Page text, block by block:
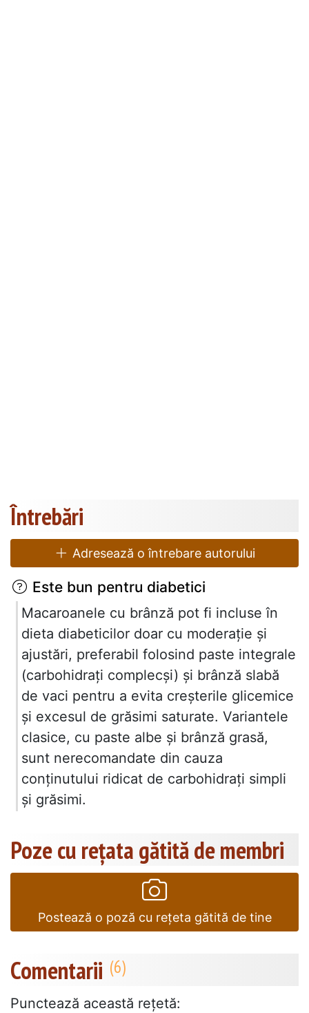
Întrebări
Adresează o întrebare autorului
Este bun pentru diabetici
Macaroanele cu brânză pot fi incluse în
dieta diabeticilor doar cu moderație și
ajustări, preferabil folosind paste integrale
(carbohidrați complecși) și brânză slabă
de vaci pentru a evita creșterile glicemice
și excesul de grăsimi saturate. Variantele
clasice, cu paste albe și brânză grasă,
sunt nerecomandate din cauza
conținutului ridicat de carbohidrați simpli
și grăsimi.
Poze cu rețata gătită de membri
Postează o poză cu rețeta gătită de tine
Comentarii
Punctează această reţetă: